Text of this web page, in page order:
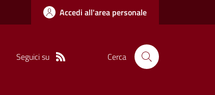
Accedi all'area personale
Seguici su Cerca